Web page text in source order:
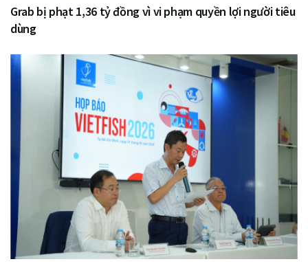
Grab bị phạt 1,36 tỷ đồng vì vi phạm quyền lợi người tiêu
dùng